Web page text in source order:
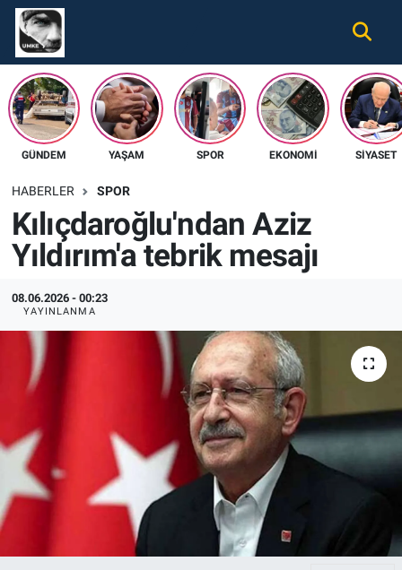
GÜNDEM YAŞAM SPOR EKONOMI SIYASET
HABERLER SPOR
Kılıçdaroğlu'ndan Aziz
Yıldırım'a tebrik mesajı
08.06.2026 - 00:23
YAYINLANMA
Gündem
Ekonomi
Spor
Tüm Haberler
İletişim
Künye
Nöbetçi Eczaneler
Hava Durumu
Namaz Vakitleri
Süper Lig Puan Durumu ve Fikstür
Tüm Manşetler
Son Dakika Haberleri